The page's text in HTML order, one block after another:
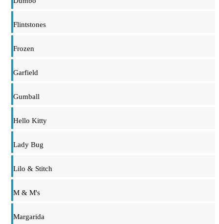
Flintstones
Frozen
Garfield
Gumball
Hello Kitty
Lady Bug
Lilo & Stitch
M & M's
Margarida